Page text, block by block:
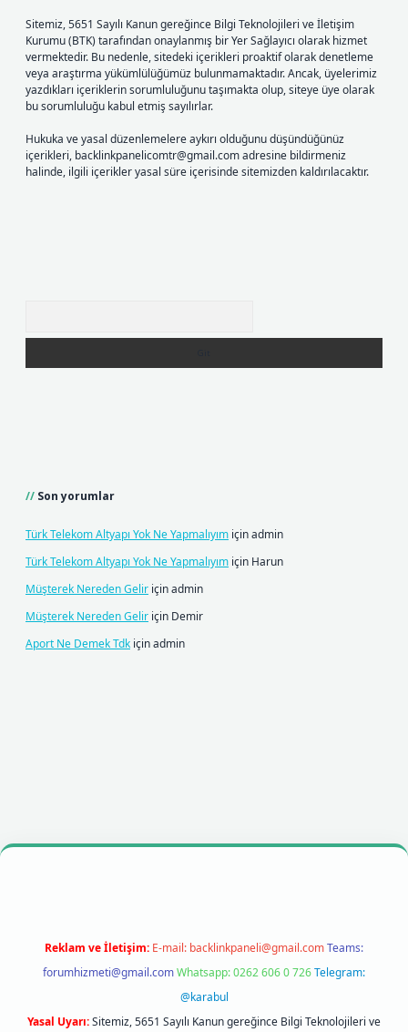
Sitemiz, 5651 Sayılı Kanun gereğince Bilgi Teknolojileri ve İletişim
Kurumu (BTK) tarafından onaylanmış bir Yer Sağlayıcı olarak hizmet
vermektedir. Bu nedenle, sitedeki içerikleri proaktif olarak denetleme
veya araştırma yükümlülüğümüz bulunmamaktadır. Ancak, üyelerimiz
yazdıkları içeriklerin sorumluluğunu taşımakta olup, siteye üye olarak
bu sorumluluğu kabul etmiş sayılırlar.
Hukuka ve yasal düzenlemelere aykırı olduğunu düşündüğünüz
içerikleri, backlinkpanelicomtr@gmail.comadresine bildirmeniz
halinde, ilgili içerikler yasal süre içerisinde sitemizden kaldırılacaktır.
Son yorumlar
Türk Telekom Altyapı Yok Ne Yapmalıyım içinadmin
Türk Telekom Altyapı Yok Ne Yapmalıyım için Harun
Müşterek Nereden Gelir içinadmin
Müşterek Nereden Gelir için Demir
Aport Ne Demek Tdk içinadmin
mobil girişbetexpergiris.casinobetexper giriş
Reklam ve İletişim: E-mail: backlinkpaneli@gmail.comTeams:
forumhizmeti@gmail.comWhatsapp: 0262 606 0 726Telegram:
@karabul
Yasal Uyarı:Sitemiz, 5651 Sayılı Kanun gereğince Bilgi Teknolojileri ve